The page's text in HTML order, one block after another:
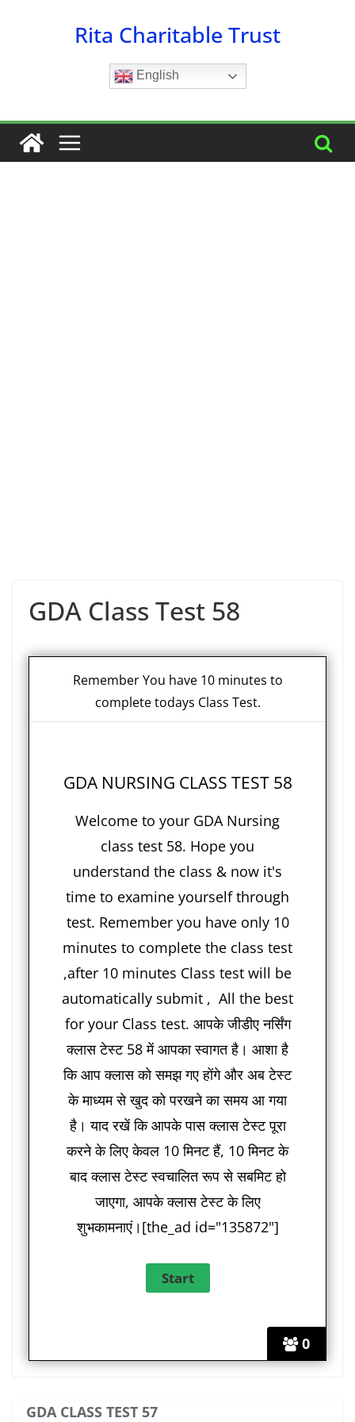
Rita Charitable Trust
English
GDA Class Test 58
0
Remember You have 10 minutes to
complete todays Class Test.
GDA NURSING CLASS TEST 58
Welcome to your GDA Nursing
class test 58. Hope you
understand the class & now it's
time to examine yourself through
test. Remember you have only 10
minutes to complete the class test
,after 10 minutes Class test will be
automatically submit , All the best
for your Class test. आपके जीडीए नर्सिंग
क्लास टेस्ट 58 में आपका स्वागत है। आशा है
कि आप क्लास को समझ गए होंगे और अब टेस्ट
के माध्यम से खुद को परखने का समय आ गया
है। याद रखें कि आपके पास क्लास टेस्ट पूरा
करने के लिए केवल 10 मिनट हैं, 10 मिनट के
बाद क्लास टेस्ट स्वचालित रूप से सबमिट हो
जाएगा, आपके क्लास टेस्ट के लिए
शुभकामनाएं।[the_ad id="135872"]
GDA CLASS TEST 57